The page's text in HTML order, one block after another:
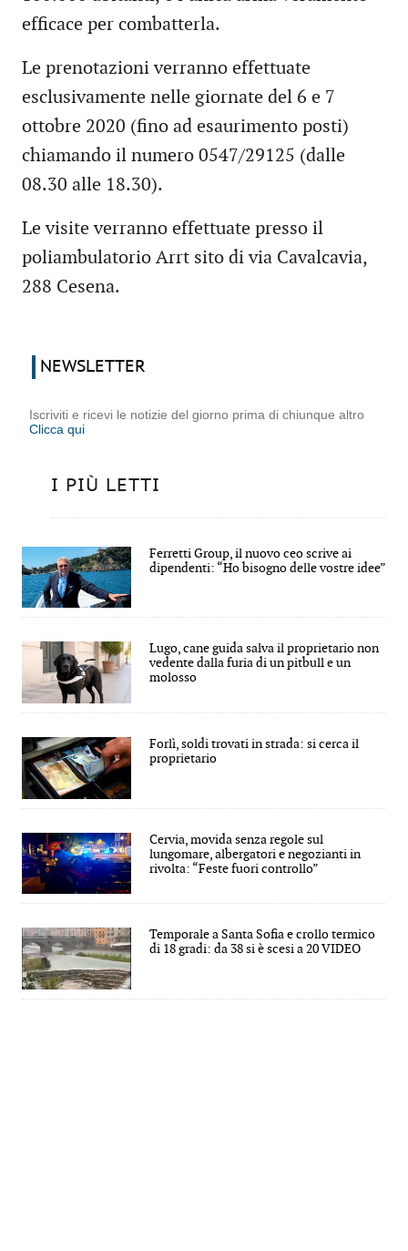
efficace per combatterla.
Le prenotazioni verranno effettuate
esclusivamente nelle giornate del 6 e 7
ottobre 2020 (fino ad esaurimento posti)
chiamando il numero 0547/29125 (dalle
08.30 alle 18.30).
Le visite verranno effettuate presso il
poliambulatorio Arrt sito di via Cavalcavia,
288 Cesena.
NEWSLETTER
Iscriviti e ricevi le notizie del giorno prima di chiunque altro
Clicca qui
I PIÙ LETTI
Ferretti Group, il nuovo ceo scrive ai
dipendenti: “Ho bisogno delle vostre idee”
Lugo, cane guida salva il proprietario non
vedente dalla furia di un pitbull e un
molosso
Forlì, soldi trovati in strada: si cerca il
proprietario
Cervia, movida senza regole sul
lungomare, albergatori e negozianti in
rivolta: “Feste fuori controllo”
Temporale a Santa Sofia e crollo termico
di 18 gradi: da 38 si è scesi a 20 VIDEO